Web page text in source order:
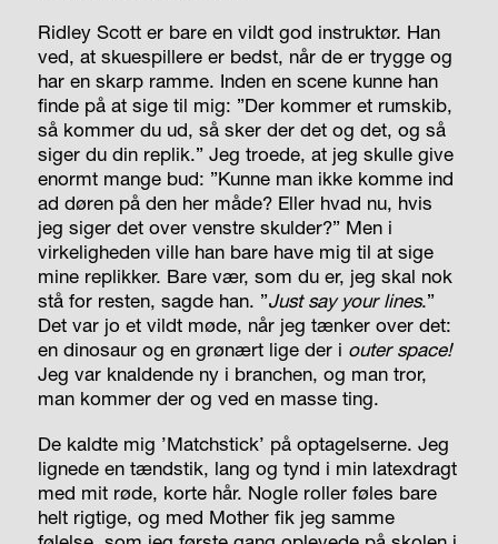
Ridley Scott er bare en vildt god instruktør. Han
ved, at skuespillere er bedst, når de er trygge og
har en skarp ramme. Inden en scene kunne han
finde på at sige til mig: ”Der kommer et rumskib,
så kommer du ud, så sker der det og det, og så
siger du din replik.” Jeg troede, at jeg skulle give
enormt mange bud: ”Kunne man ikke komme ind
ad døren på den her måde? Eller hvad nu, hvis
jeg siger det over venstre skulder?” Men i
virkeligheden ville han bare have mig til at sige
mine replikker. Bare vær, som du er, jeg skal nok
stå for resten, sagde han. ”Just say your lines.”
Det var jo et vildt møde, når jeg tænker over det:
en dinosaur og en grønært lige der i outer space!
Jeg var knaldende ny i branchen, og man tror,
man kommer der og ved en masse ting.
De kaldte mig ’Matchstick’ på optagelserne. Jeg
lignede en tændstik, lang og tynd i min latexdragt
med mit røde, korte hår. Nogle roller føles bare
helt rigtige, og med Mother fik jeg samme